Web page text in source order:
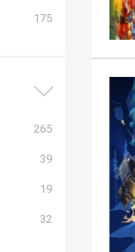
175
265
39
19
32